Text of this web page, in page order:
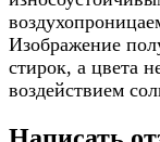
Изображение
стирок, а цвета
воздействием